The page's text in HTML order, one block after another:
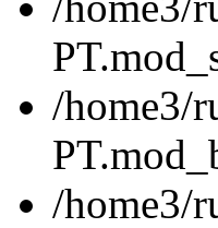
/home3/
/home3/